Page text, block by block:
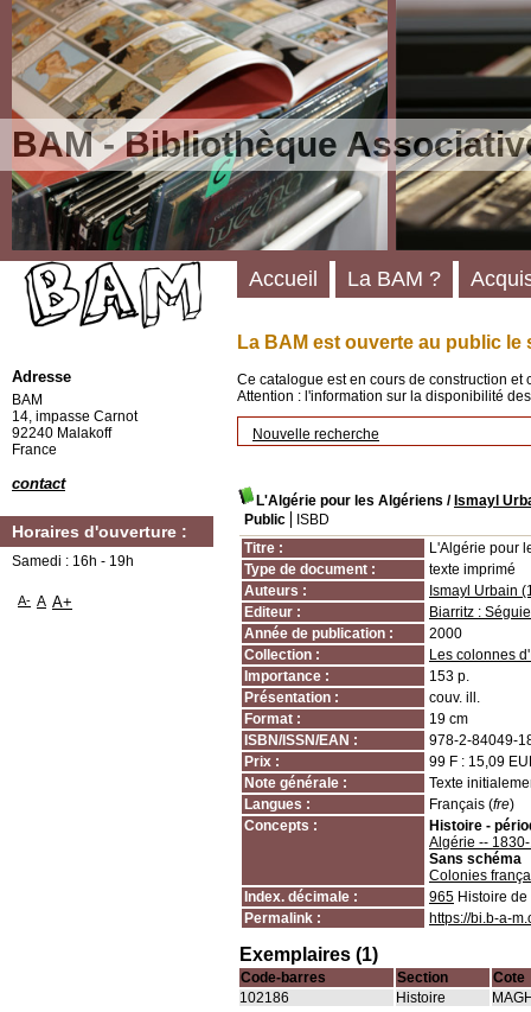
BAM - Bibliothèque
La BAM est ouverte au public le
Ce catalogue est en cours de construction
Attention : l'information sur la disponibilité
Nouvelle recherche
L'Algérie pour les Algériens / Ismayl
Public
ISBD
Titre :
L'Algérie pour
Type de document :
texte imprimé
Auteurs :
Ismayl Urbain
Editeur :
Biarritz :
Année de publication :
2000
Collection :
Les colonnes
Importance :
153 p.
Présentation :
couv. ill.
Format :
19 cm
ISBN/ISSN/EAN :
978-2-84049-
Prix :
99 F : 15,09
Note générale :
Texte
Langues :
Français (fre)
Concepts :
Histoire -
Algérie --
Sans schéma
Colonies
Index. décimale :
965 Histoire
Permalink :
https://bi.b-a-
Exemplaires (1)
Code-barres Section
Cote
102186
Histoire
Accueil La BAM ?
Adresse
BAM
14, impasse Carnot
92240 Malakoff
France
contact
Horaires d'ouverture :
Samedi : 16h - 19h
A- A A+